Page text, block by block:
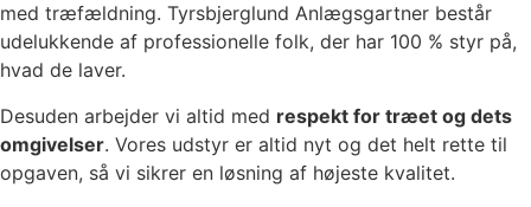
med træfældning. Tyrsbjerglund Anlægsgartner består
udelukkende af professionelle folk, der har 100 % styr på,
hvad de laver.
Desuden arbejder vi altid med respekt for træet og dets
omgivelser. Vores udstyr er altid nyt og det helt rette til
opgaven, så vi sikrer en løsning af højeste kvalitet.